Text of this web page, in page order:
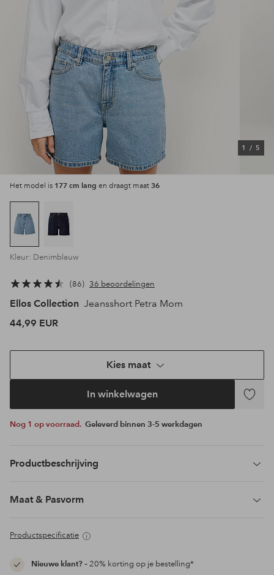
1 / 5
Het model is 177 cm lang en draagt maat 36
Kleur: Denimblauw
86 36 beoordelingen
Ellos Collection Jeansshort Petra Mom
44,99 EUR
Kies maat
In winkelwagen
Nog 1 op voorraad. Geleverd binnen 3-5 werkdagen
Productbeschrijving
Maat & Pasvorm
Productspecificatie
Nieuwe klant?– 20% korting op je bestelling*